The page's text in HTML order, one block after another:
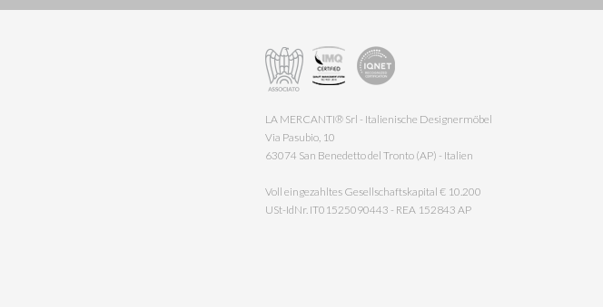
LA MERCANTI® Srl - Italienische Designermöbel
Via Pasubio, 10
63074 San Benedetto del Tronto (AP) - Italien
Voll eingezahltes Gesellschaftskapital € 10.200
USt-IdNr. IT01525090443 - REA 152843 AP